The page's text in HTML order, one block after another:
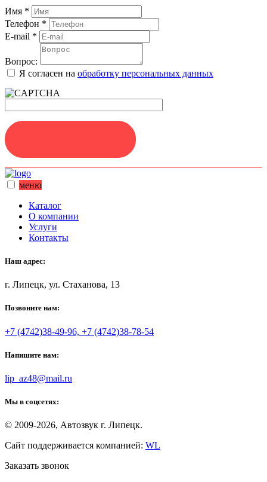
Имя *
Телефон *
E-mail *
Вопрос:
Я согласен на обработку персональных данных
меню
Каталог
О компании
Услуги
Контакты
Наш адрес:
г. Липецк, ул. Стаханова, 13
Позвоните нам:
+7 (4742)38-49-96, +7 (4742)38-78-54
Напишите нам:
lip_az48@mail.ru
Мы в соцсетях:
© 2009-2026, Автозвук г. Липецк.
Сайт поддерживается компанией: WL
Заказать звонок